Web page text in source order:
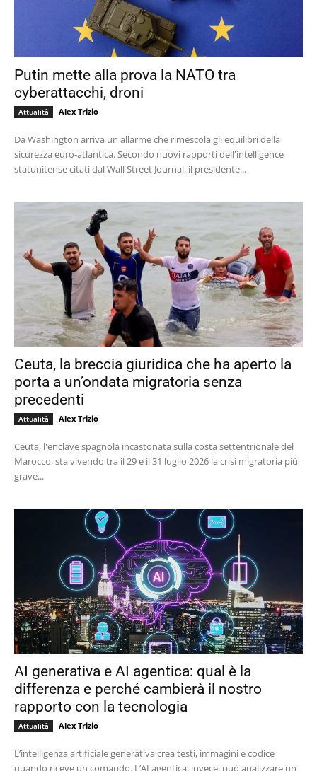
Putin mette alla prova la NATO tra
cyberattacchi, droni
Attualità Alex Trizio
Da Washington arriva un allarme che rimescola gli equilibri della
sicurezza euro-atlantica. Secondo nuovi rapporti dell'intelligence
statunitense citati dal Wall Street Journal, il presidente...
Ceuta, la breccia giuridica che ha aperto la
porta a un’ondata migratoria senza
precedenti
Attualità Alex Trizio
Ceuta, l'enclave spagnola incastonata sulla costa settentrionale del
Marocco, sta vivendo tra il 29 e il 31 luglio 2026 la crisi migratoria più
grave...
AI generativa e AI agentica: qual è la
differenza e perché cambierà il nostro
rapporto con la tecnologia
Attualità Alex Trizio
L’intelligenza artificiale generativa crea testi, immagini e codice
quando riceve un comando. L’AI agentica, invece, può analizzare un